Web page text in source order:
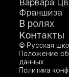
Подробне
е
Подробнее
Подробнее
Подробнее
Варвара
Франшиза
В ролях
Контакты
© Русская
Положение
данных
Политика